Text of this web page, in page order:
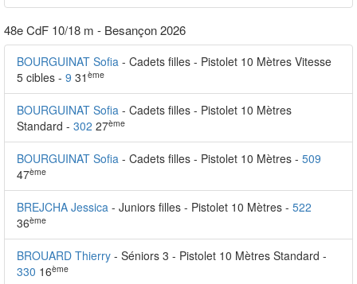
48e CdF 10/18 m - Besançon 2026
BOURGUINAT Sofia - Cadets filles - Pistolet 10 Mètres Vitesse
5 cibles - 9 31 ème
BOURGUINAT Sofia - Cadets filles - Pistolet 10 Mètres
Standard - 302 27ème
BOURGUINAT Sofia - Cadets filles - Pistolet 10 Mètres - 509
47ème
BREJCHA Jessica - Juniors filles - Pistolet 10 Mètres - 522
36ème
BROUARD Thierry - Séniors 3 - Pistolet 10 Mètres Standard -
330 16ème